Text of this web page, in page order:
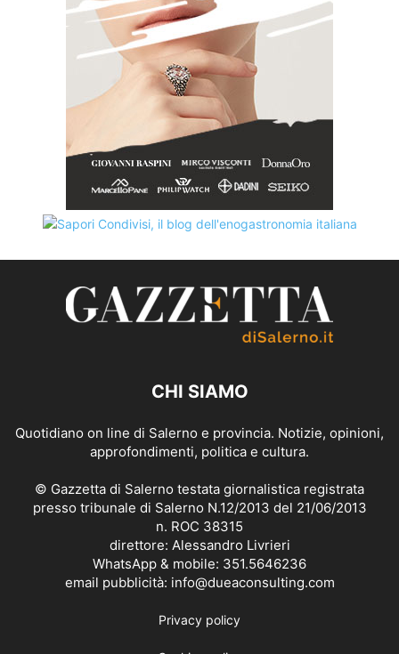
CHI SIAMO
Quotidiano on line di Salerno e provincia. Notizie, opinioni,
approfondimenti, politica e cultura.
© Gazzetta di Salerno testata giornalistica registrata
presso tribunale di Salerno N.12/2013 del 21/06/2013
n. ROC 38315
direttore: Alessandro Livrieri
WhatsApp & mobile: 351.5646236
email pubblicità: info@dueaconsulting.com
Privacy policy